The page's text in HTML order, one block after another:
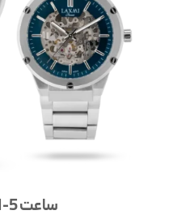
ساعت Laxmi 8151-5